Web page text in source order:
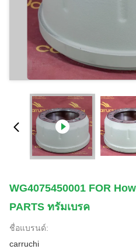
WG4075450001 FOR
PARTS ทรัมเบรค
ชื่อแบรนด์:
carruchi